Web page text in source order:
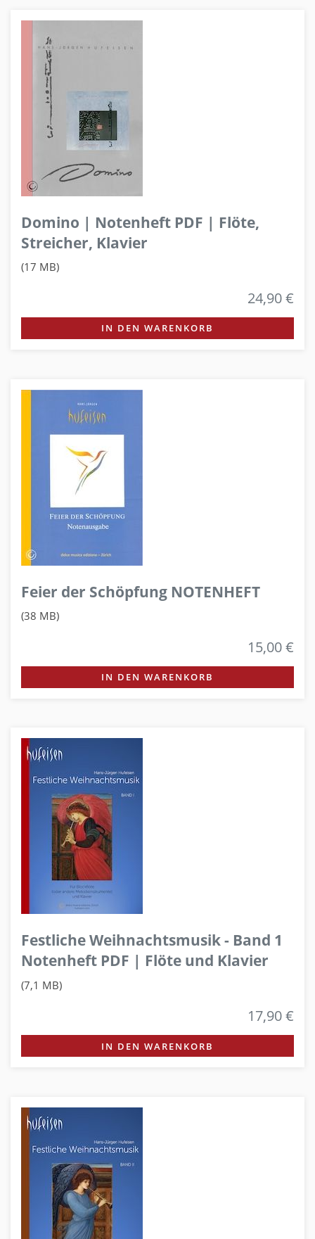
Domino | Notenheft PDF | Flöte,
Streicher, Klavier
(17 MB)
24,90 €
IN DEN WARENKORB
Feier der Schöpfung NOTENHEFT
(38 MB)
15,00 €
IN DEN WARENKORB
Festliche Weihnachtsmusik - Band 1
Notenheft PDF | Flöte und Klavier
(7,1 MB)
17,90 €
IN DEN WARENKORB